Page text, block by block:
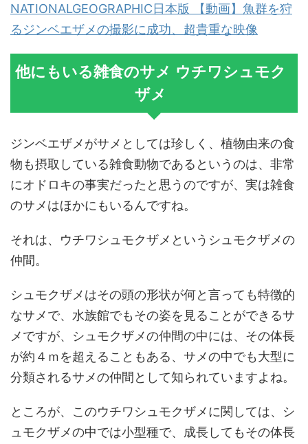
NATIONALGEOGRAPHIC日本版 【動画】魚群を狩
るジンベエザメの撮影に成功、超貴重な映像
他にもいる雑食のサメ ウチワシュモク
ザメ
ジンベエザメがサメとしては珍しく、植物由来の食
物も摂取している雑食動物であるというのは、非常
にオドロキの事実だったと思うのですが、実は雑食
のサメはほかにもいるんですね。
それは、ウチワシュモクザメというシュモクザメの
仲間。
シュモクザメはその頭の形状が何と言っても特徴的
なサメで、水族館でもその姿を見ることができるサ
メですが、シュモクザメの仲間の中には、その体長
が約４ｍを超えることもある、サメの中でも大型に
分類されるサメの仲間として知られていますよね。
ところが、このウチワシュモクザメに関しては、シ
ュモクザメの中では小型種で、成長してもその体長